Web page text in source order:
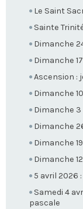
Le Saint
Sainte
Dimanche
Dimanche
Ascension :
Dimanche
Dimanche 3
Dimanche
Dimanche
Dimanche
5 avril 2026
Samedi 4
pascale